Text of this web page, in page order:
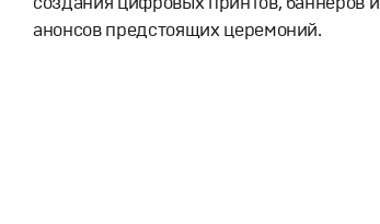
анонсов предстоящих церемоний.